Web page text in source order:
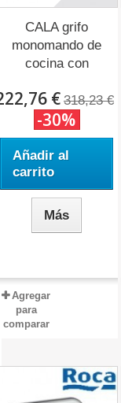
CALA grifo
monomando de
cocina con
€ 318,23 €
-30%
Añadir al
carrito
Más
Agregar
para
comparar